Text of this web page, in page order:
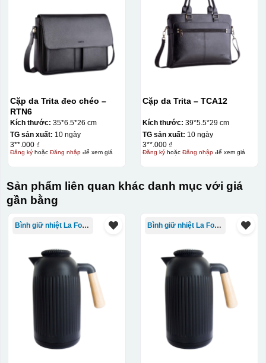
Cặp da Trita đeo chéo –
RTN6
Kích thước: 35*6.5*26 cm
TG sản xuất: 10 ngày
3**.000 ₫
Đăng kýhoặc Đăng nhậpđể xem giá
Cặp da Trita – TCA12
Kích thước: 39*5.5*29 cm
TG sản xuất: 10 ngày
3**.000 ₫
Đăng kýhoặc Đăng nhậpđể xem giá
Sản phẩm liên quan khác danh mục với giá
gần bằng
Bình giữ nhiệt La Fonte Bình giữ nhiệt La Fonte